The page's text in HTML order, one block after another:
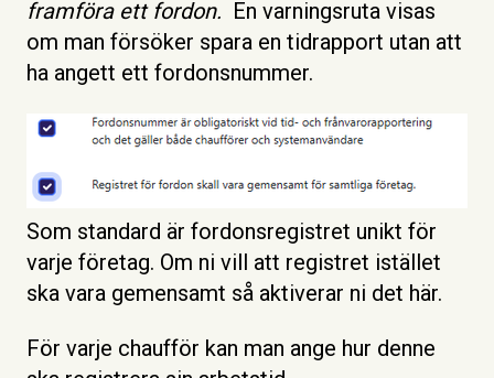
framföra ett fordon. En varningsruta visas
om man försöker spara en tidrapport utan att
ha angett ett fordonsnummer.
Som standard är fordonsregistret unikt för
varje företag. Om ni vill att registret istället
ska vara gemensamt så aktiverar ni det här.
För varje chaufför kan man ange hur denne